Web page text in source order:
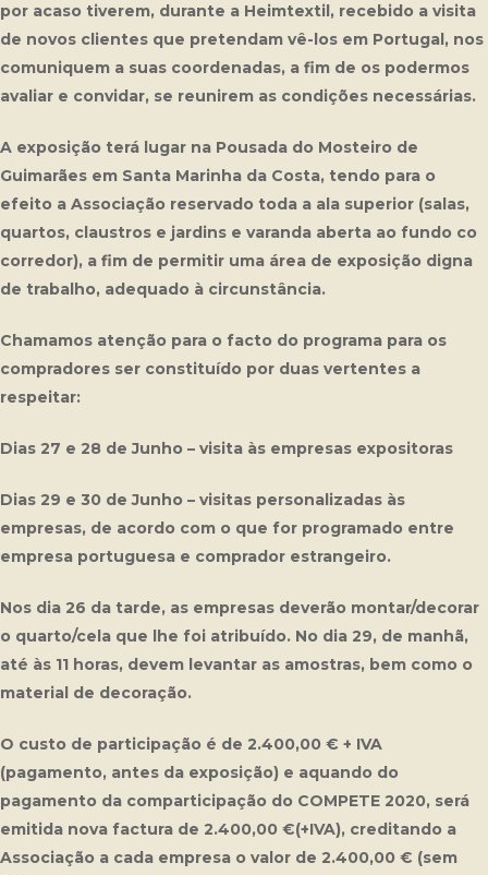
por acaso tiverem, durante a Heimtextil, recebido a visita
de novos clientes que pretendam vê-los em Portugal, nos
comuniquem a suas coordenadas, a fim de os podermos
avaliar e convidar, se reunirem as condições necessárias.
A exposição terá lugar na Pousada do Mosteiro de
Guimarães em Santa Marinha da Costa, tendo para o
efeito a Associação reservado toda a ala superior (salas,
quartos, claustros e jardins e varanda aberta ao fundo co
corredor), a fim de permitir uma área de exposição digna
de trabalho, adequado à circunstância.
Chamamos atenção para o facto do programa para os
compradores ser constituído por duas vertentes a
respeitar:
Dias 27 e 28 de Junho – visita às empresas expositoras
Dias 29 e 30 de Junho – visitas personalizadas às
empresas, de acordo com o que for programado entre
empresa portuguesa e comprador estrangeiro.
Nos dia 26 da tarde, as empresas deverão montar/decorar
o quarto/cela que lhe foi atribuído. No dia 29, de manhã,
até às 11 horas, devem levantar as amostras, bem como o
material de decoração.
O custo de participação é de 2.400,00 € + IVA
(pagamento, antes da exposição) e aquando do
pagamento da comparticipação do COMPETE 2020, será
emitida nova factura de 2.400,00 €(+IVA), creditando a
Associação a cada empresa o valor de 2.400,00 € (sem